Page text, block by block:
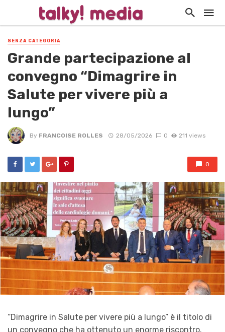
SENZA CATEGORIA
Grande partecipazione al
convegno “Dimagrire in
Salute per vivere più a
lungo”
By FRANCOISE ROLLES 28/05/2026 0 211 views
0
“Dimagrire in Salute per vivere più a lungo” è il titolo di
un convegno che ha ottenuto un enorme riscontro.